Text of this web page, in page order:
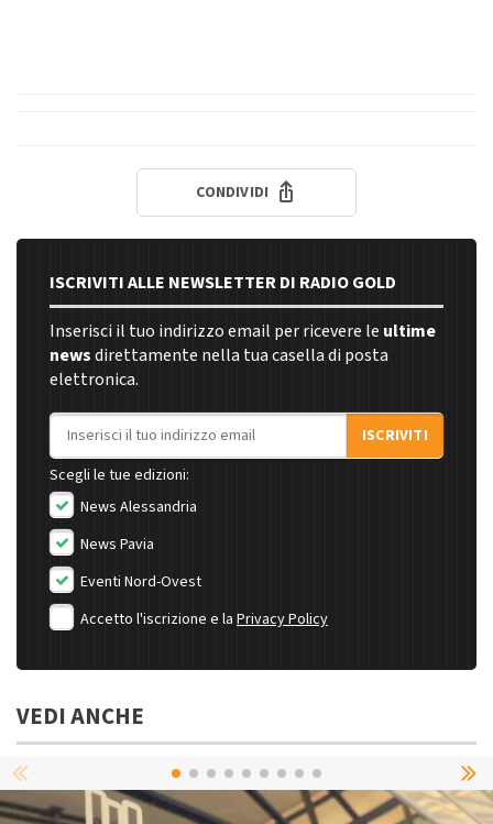
CONDIVIDI
ISCRIVITI ALLE NEWSLETTER DI RADIO GOLD
Inserisci il tuo indirizzo email per ricevere le ultime
newsdirettamente nella tua casella di posta
elettronica.
Indirizzo email
ISCRIVITI
Scegli le tue edizioni:
News Alessandria
News Pavia
Eventi Nord-Ovest
Accetto l'iscrizione e la Privacy Policy
VEDI ANCHE